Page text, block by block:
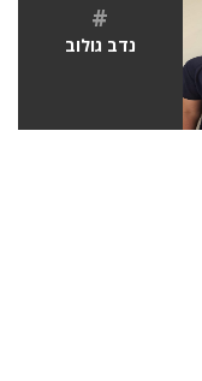
#
נדב גולוב